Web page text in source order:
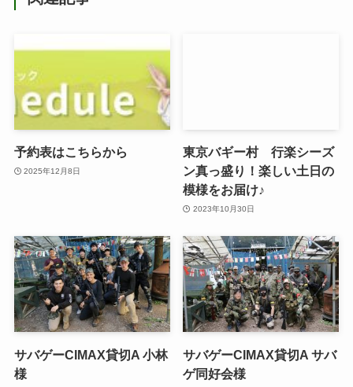
予約表はこちらから
2025年12月8日
東京バギー村 行楽シーズ
ン真っ盛り！楽しい土日の
模様をお届け♪
2023年10月30日
サバゲーCIMAX貸切A 小林
様
サバゲーCIMAX貸切A サバ
ゲ同好会様